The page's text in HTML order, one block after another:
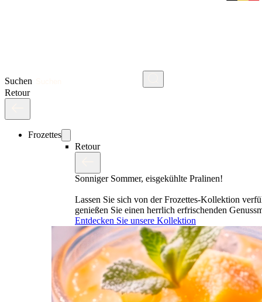
Suchen
Retour
Frozettes
Retour
Sonniger Sommer, eisgekühlte Pralinen!
Lassen Sie sich von der Frozettes-Kollektion
genießen Sie einen herrlich erfrischenden
Entdecken Sie unsere Kollektion